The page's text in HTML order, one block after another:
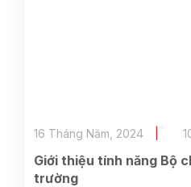
Giới thiệu tính năng Bộ
trường
16 Tháng Năm, 2024